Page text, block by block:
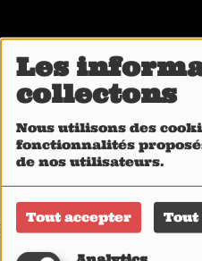
Les
collectons
Nous utilisons des
fonctionnalités
de nos utilisateurs.
Tout accepter